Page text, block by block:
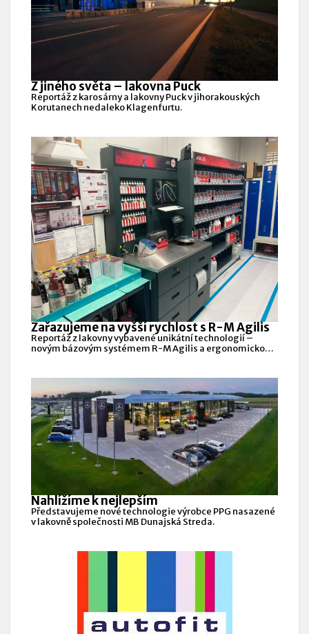
Z jiného světa – lakovna Puck
Reportáž z karosárny a lakovny Puck v jihorakouských
Korutanech nedaleko Klagenfurtu.
Zařazujeme na vyšší rychlost s R-M Agilis
Reportáž z lakovny vybavené unikátní technologií –
novým bázovým systémem R-M Agilis a ergonomickou
Nahlížíme k nejlepším
Představujeme nové technologie výrobce PPG nasazené
v lakovně společnosti MB Dunajská Streda.